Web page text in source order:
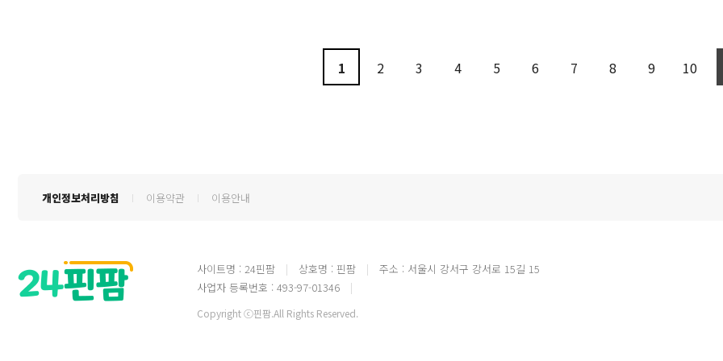
1 2 3 4 5 6 7 8 9 10
개인정보처리방침 이용약관 이용안내
사이트명 : 24핀팜 상호명 : 핀팜
주소 : 서울시 강서구 강서로 15길 15
사업자 등록번호 : 493-97-01346
Copyright ⓒ핀팜.All Rights Reserved.